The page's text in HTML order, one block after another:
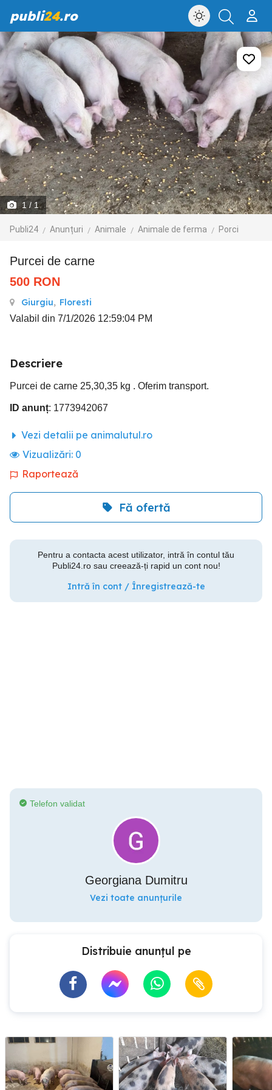
publi24.ro
1 / 1
Publi24 Anunțuri Animale Animale de ferma Porci
Purcei de carne
500 RON
Giurgiu, Floresti
Valabil din 7/1/2026 12:59:04 PM
Descriere
Purcei de carne 25,30,35 kg . Oferim transport.
ID anunț: 1773942067
Vezi detalii pe animalutul.ro
Vizualizări: 0
Raportează
Fă ofertă
Pentru a contacta acest utilizator, intră în contul tău
Publi24.ro sau creează-ți rapid un cont nou!
Intră în cont / Înregistrează-te
Telefon validat
Georgiana Dumitru
Vezi toate anunțurile
Distribuie anunțul pe